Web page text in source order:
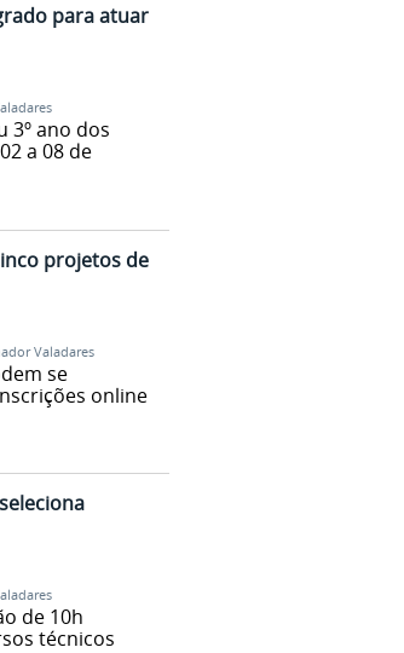
para atuar
3º ano dos
a 08 de
projetos de
Valadares
se
online
de 10h
técnicos